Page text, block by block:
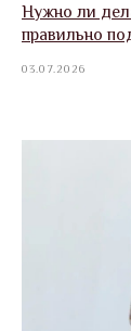
Нужно ли
правильно
03.07.2026